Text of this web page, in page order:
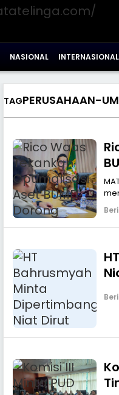
NASIONAL INTERNASIONAL
TAGPERUSAHAAN-